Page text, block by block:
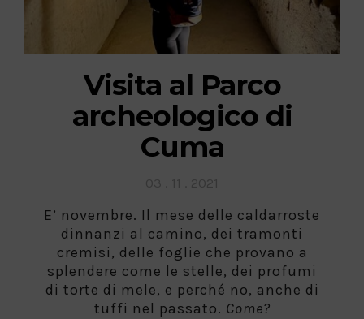
Visita al Parco
archeologico di
Cuma
E’ novembre. Il mese delle caldarroste
dinnanzi al camino, dei tramonti
cremisi, delle foglie che provano a
splendere come le stelle, dei profumi
di torte di mele, e perché no, anche di
tuffi nel passato. Come?